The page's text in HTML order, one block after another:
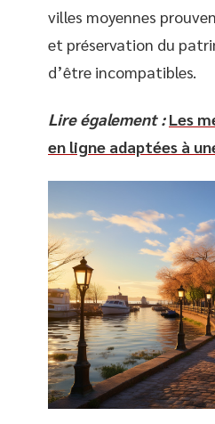
villes moyennes
et préservation du
d’être incompatibles.
Lire également : Les
en ligne adaptées à